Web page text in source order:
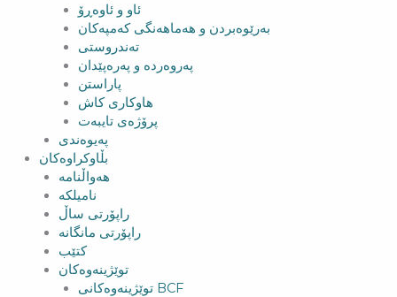
ئاو و ئاوەڕۆ
بەرێوەبردن و هەماهەنگی کەمپەکان
تەندروستی
پەروەردە و پەرەپێدان
پاراستن
هاوکاری کاش
پرۆژەی تایبەت
پەیوەندی
بڵاوکراوەکان
هەواڵنامە
نامیلکە
راپۆرتی ساڵ
راپۆرتی مانگانە
کتێب
توێژینەوەکان
توێژینەوەکانی BCF​